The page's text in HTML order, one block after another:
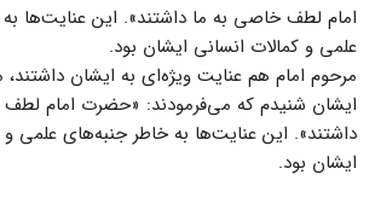
امام لطف خاصی به ما داشتند». این عنایت‌ها
علمی و کمالات انسانی ایشان بود.
مرحوم امام هم عنایت ویژه‌ای به ایشان
ایشان شنیدم که می‌فرمودند: «حضرت امام
داشتند». این عنایت‌ها به خاطر جنبه‌های علمی و
ایشان بود.